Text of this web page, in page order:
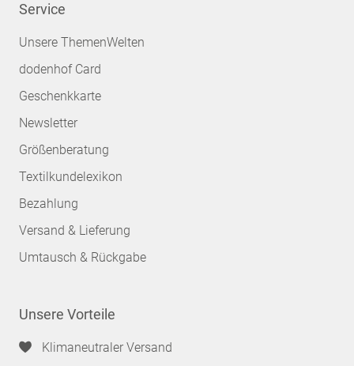
Service
Unsere ThemenWelten
dodenhof Card
Geschenkkarte
Newsletter
Größenberatung
Textilkundelexikon
Bezahlung
Versand & Lieferung
Umtausch & Rückgabe
Unsere Vorteile
Klimaneutraler Versand